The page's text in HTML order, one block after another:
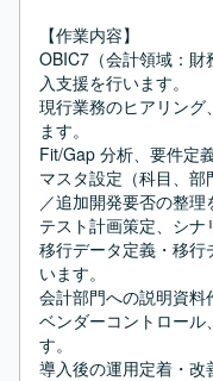
【作業内容】
OBIC7（会計領域：
入支援を行います。
現行業務のヒアリン
ます。
Fit/Gap 分析、要件定
マスタ設定（科目、
／追加開発要否の整理
テスト計画策定、シナ
移行データ定義・移
います。
会計部門への説明資料
ベンダーコントロール
す。
導入後の運用定着・改